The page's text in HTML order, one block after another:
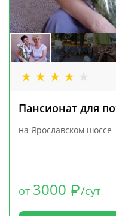
Пансионат для
на Ярославском шоссе
от 3000 /сут